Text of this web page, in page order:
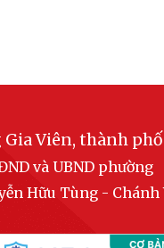
Viên, thành
và UBND phường
Hữu Tùng -